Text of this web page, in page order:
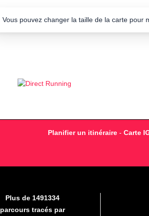
Vous pouvez changer la taille de la carte pour
Planifier un itinéraire - Carte
Plus de 1491334
parcours tracés par